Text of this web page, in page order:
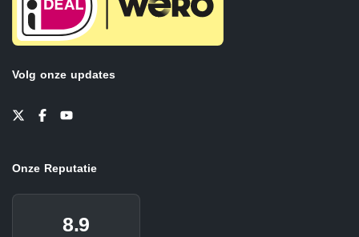
Volg onze updates
Onze Reputatie
8.9